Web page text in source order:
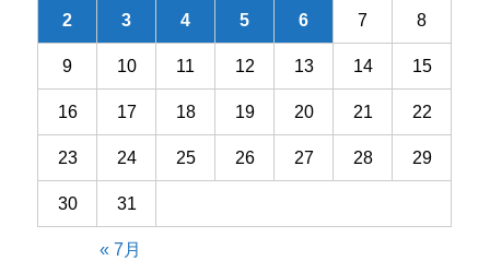
2 3 4 5 6 7 8
9 10 11 12 13 14 15
16 17 18 19 20 21 22
23 24 25 26 27 28 29
30 31
« 7月